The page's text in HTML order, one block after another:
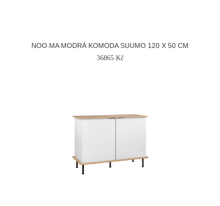
NOO.MA MODRÁ KOMODA SUUMO 120 X 50 CM
36865 Kč